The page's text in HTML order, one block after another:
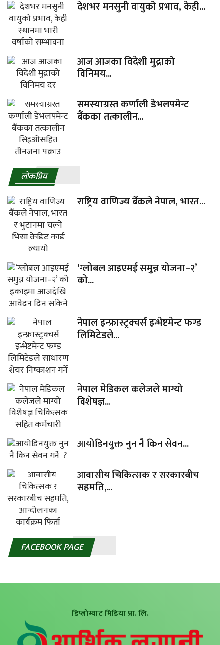
देशभर मनसुनी वायुको प्रभाव, केही...
आज आजका विदेशी मुद्राको
विनिमय...
समस्याग्रस्त कर्णाली डेभलपमेन्ट
बैंकका तत्कालीन...
लाेकप्रिय
राष्ट्रिय वाणिज्य बैंकले नेपाल, भारत...
‘ग्लोबल आइएमई समुन्न योजना–२’
को...
नेपाल इन्फ्रास्ट्रक्चर्स इन्भेष्टमेन्ट फण्ड
लिमिटेडले...
नेपाल मेडिकल कलेजले माग्यो
विशेषज्ञ...
आयोडिनयुक्त नुन नै किन सेवन...
आवासीय चिकित्सक र सरकारबीच
सहमति,...
FACEBOOK PAGE
डिप्लोम्याट मिडिया प्रा. लि.